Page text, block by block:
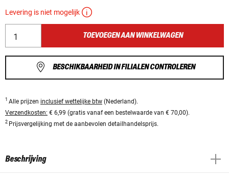
Levering is niet mogelijk
TOEVOEGEN AAN WINKELWAGEN
BESCHIKBAARHEID IN FILIALEN CONTROLEREN
1 Alle prijzen inclusief wettelijke btw (Nederland).
Verzendkosten: € 6,99 (gratis vanaf een bestelwaarde van € 70,00).
2 Prijsvergelijking met de aanbevolen detailhandelsprijs.
Beschrijving